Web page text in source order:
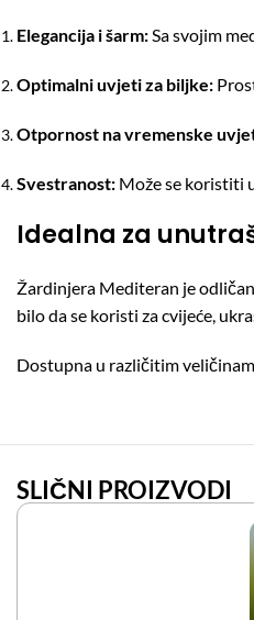
Elegancija i šarm: Sa svojim
Optimalni uvjeti za biljke:
Otpornost na vremenske
Svestranost: Može se koristiti
Idealna za
Žardinjera Mediteran je
bilo da se koristi za cvijeće,
Dostupna u različitim
SLIČNI PROIZVODI